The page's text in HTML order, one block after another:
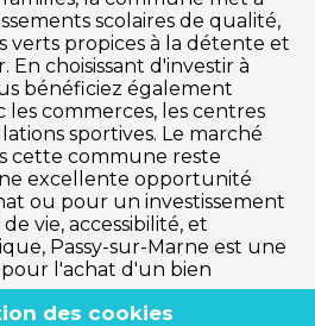
scolaires de qualité,
verts propices à la détente et
En choisissant d'investir à
bénéficiez également
commerces, les centres
sportives. Le marché
cette commune reste
excellente opportunité
ou pour un investissement
vie, accessibilité, et
Passy-sur-Marne est une
l'achat d'un bien
des cookies